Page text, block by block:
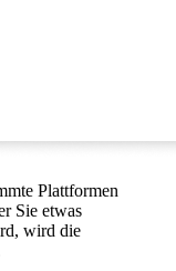
Plattformen
Sie etwas
wird die